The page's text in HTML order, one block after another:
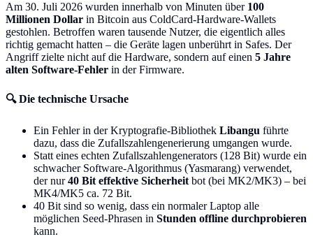
Am 30. Juli 2026 wurden innerhalb von Minuten über 100
Millionen Dollar in Bitcoin aus ColdCard-Hardware-Wallets
gestohlen. Betroffen waren tausende Nutzer, die eigentlich alles
richtig gemacht hatten – die Geräte lagen unberührt in Safes. Der
Angriff zielte nicht auf die Hardware, sondern auf einen 5 Jahre
alten Software-Fehler in der Firmware.
🔍 Die technische Ursache
Ein Fehler in der Kryptografie-Bibliothek Libangu führte
dazu, dass die Zufallszahlengenerierung umgangen wurde.
Statt eines echten Zufallszahlengenerators (128 Bit) wurde ein
schwacher Software-Algorithmus (Yasmarang) verwendet,
der nur40 Bit effektive Sicherheitbot (bei MK2/MK3) – bei
MK4/MK5 ca. 72 Bit.
40 Bit sind so wenig, dass ein normaler Laptop alle
möglichen Seed-Phrasen in Stunden offline durchprobieren
kann.